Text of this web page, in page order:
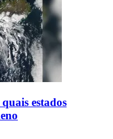
estados